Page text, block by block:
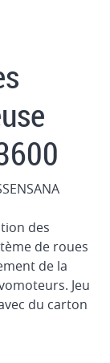
des
de roues
de la
Jeu
du carton